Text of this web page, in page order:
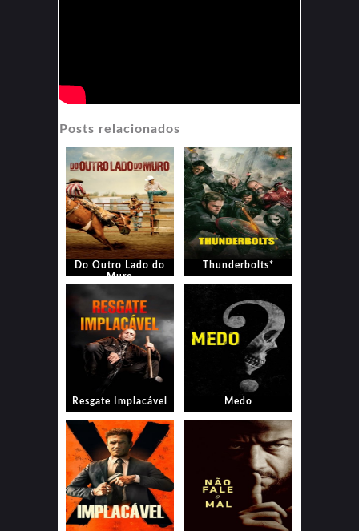
Posts relacionados
Do Outro Lado do
Muro
Thunderbolts*
Resgate Implacável Medo